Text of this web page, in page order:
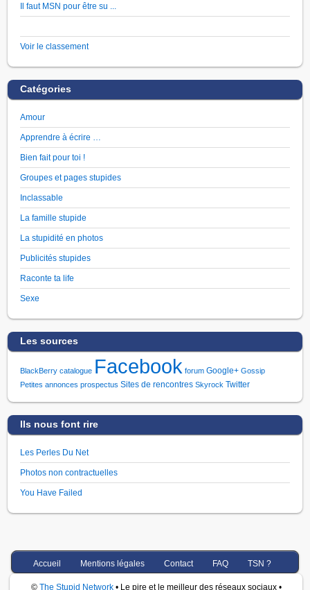
Il faut MSN pour être su ...
Voir le classement
Catégories
Amour
Apprendre à écrire …
Bien fait pour toi !
Groupes et pages stupides
Inclassable
La famille stupide
La stupidité en photos
Publicités stupides
Raconte ta life
Sexe
Les sources
BlackBerry catalogue Facebook forum Google+ Gossip
Petites annonces prospectus Sites de rencontres Skyrock Twitter
Ils nous font rire
Les Perles Du Net
Photos non contractuelles
You Have Failed
Accueil Mentions légales Contact FAQ TSN ?
© The Stupid Network• Le pire et le meilleur des réseaux sociaux •